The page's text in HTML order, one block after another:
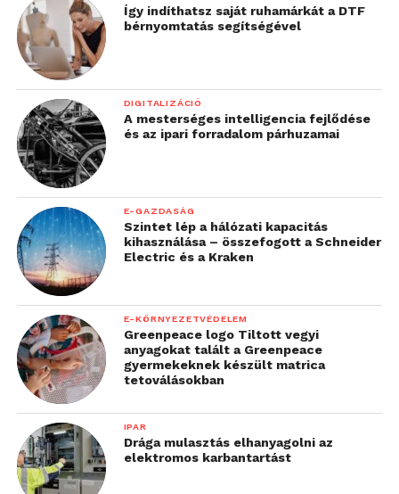
Így indíthatsz saját ruhamárkát a DTF
bérnyomtatás segítségével
DIGITALIZÁCIÓ
A mesterséges intelligencia fejlődése
és az ipari forradalom párhuzamai
E-GAZDASÁG
Szintet lép a hálózati kapacitás
kihasználása – összefogott a Schneider
Electric és a Kraken
E-KÖRNYEZETVÉDELEM
Greenpeace logo Tiltott vegyi
anyagokat talált a Greenpeace
gyermekeknek készült matrica
tetoválásokban
IPAR
Drága mulasztás elhanyagolni az
elektromos karbantartást